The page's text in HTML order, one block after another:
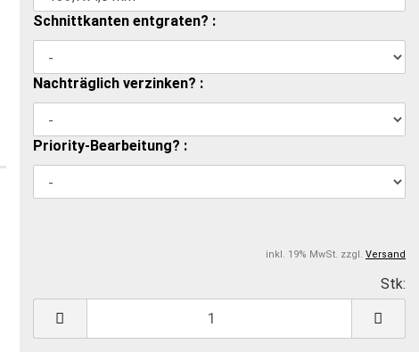
Schnittkanten entgraten? :
Nachträglich verzinken? :
Priority-Bearbeitung? :
inkl. 19% MwSt. zzgl. Versand
Stk: